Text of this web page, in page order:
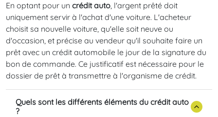
En optant pour un crédit auto, l'argent prêté doit
uniquement servir à l'achat d'une voiture. L'acheteur
choisit sa nouvelle voiture, qu'elle soit neuve ou
d'occasion, et précise au vendeur qu'il souhaite faire un
prêt avec un crédit automobile le jour de la signature du
bon de commande. Ce justificatif est nécessaire pour le
dossier de prêt à transmettre à l'organisme de crédit.
Quels sont les différents éléments du crédit auto
?